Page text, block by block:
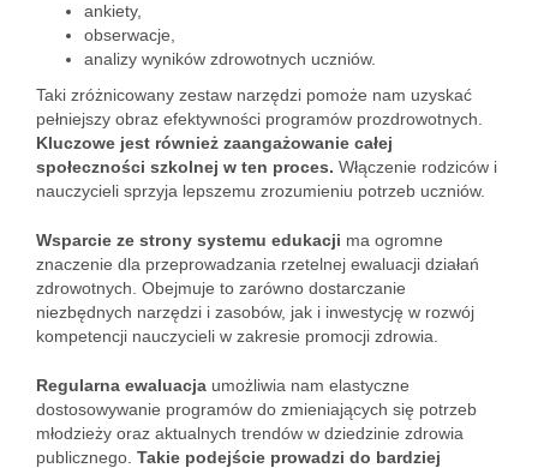
ankiety,
obserwacje,
analizy wyników zdrowotnych uczniów.
Taki zróżnicowany zestaw narzędzi pomoże nam uzyskać
pełniejszy obraz efektywności programów prozdrowotnych.
Kluczowe jest również zaangażowanie całej
społeczności szkolnej w ten proces. Włączenie rodziców i
nauczycieli sprzyja lepszemu zrozumieniu potrzeb uczniów.
Wsparcie ze strony systemu edukacji ma ogromne
znaczenie dla przeprowadzania rzetelnej ewaluacji działań
zdrowotnych. Obejmuje to zarówno dostarczanie
niezbędnych narzędzi i zasobów, jak i inwestycję w rozwój
kompetencji nauczycieli w zakresie promocji zdrowia.
Regularna ewaluacja umożliwia nam elastyczne
dostosowywanie programów do zmieniających się potrzeb
młodzieży oraz aktualnych trendów w dziedzinie zdrowia
publicznego. Takie podejście prowadzi do bardziej